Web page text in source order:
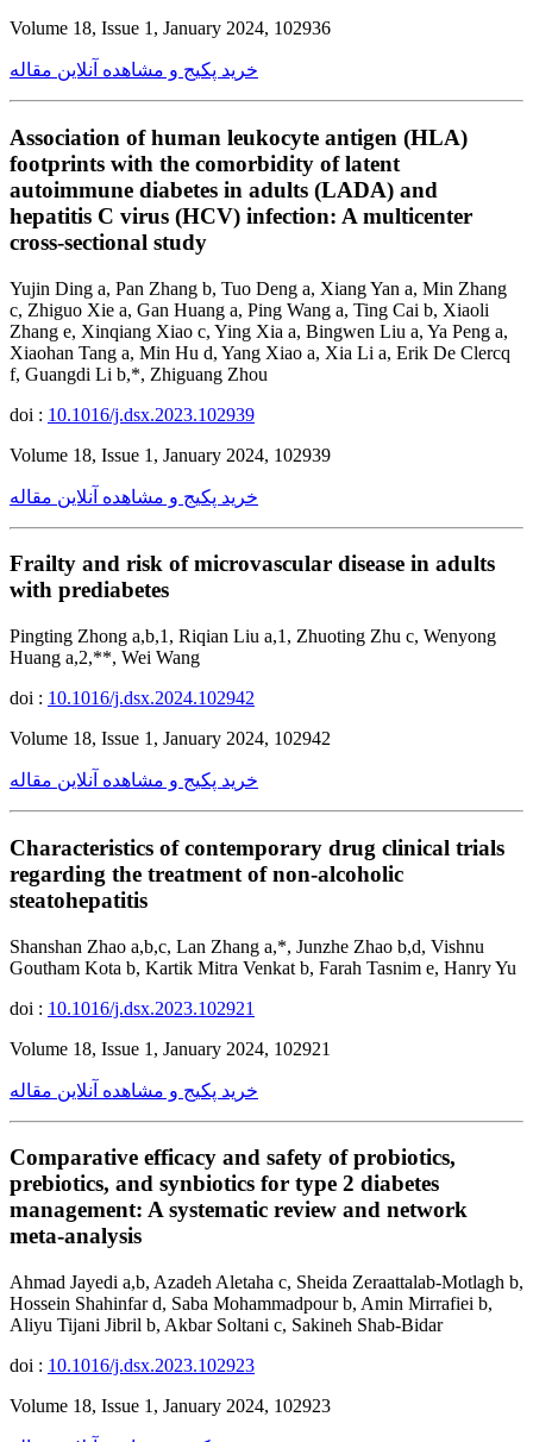
Volume 18, Issue 1, January 2024, 102936
خرید پکیج و مشاهده آنلاین مقاله
Association of human leukocyte antigen (HLA)
footprints with the comorbidity of latent
autoimmune diabetes in adults (LADA) and
hepatitis C virus (HCV) infection: A multicenter
cross-sectional study
Yujin Ding a, Pan Zhang b, Tuo Deng a, Xiang Yan a, Min Zhang
c, Zhiguo Xie a, Gan Huang a, Ping Wang a, Ting Cai b, Xiaoli
Zhang e, Xinqiang Xiao c, Ying Xia a, Bingwen Liu a, Ya Peng a,
Xiaohan Tang a, Min Hu d, Yang Xiao a, Xia Li a, Erik De Clercq
f, Guangdi Li b,*, Zhiguang Zhou
doi : 10.1016/j.dsx.2023.102939
Volume 18, Issue 1, January 2024, 102939
خرید پکیج و مشاهده آنلاین مقاله
Frailty and risk of microvascular disease in adults
with prediabetes
Pingting Zhong a,b,1, Riqian Liu a,1, Zhuoting Zhu c, Wenyong
Huang a,2,**, Wei Wang
doi : 10.1016/j.dsx.2024.102942
Volume 18, Issue 1, January 2024, 102942
خرید پکیج و مشاهده آنلاین مقاله
Characteristics of contemporary drug clinical trials
regarding the treatment of non-alcoholic
steatohepatitis
Shanshan Zhao a,b,c, Lan Zhang a,*, Junzhe Zhao b,d, Vishnu
Goutham Kota b, Kartik Mitra Venkat b, Farah Tasnim e, Hanry Yu
doi : 10.1016/j.dsx.2023.102921
Volume 18, Issue 1, January 2024, 102921
خرید پکیج و مشاهده آنلاین مقاله
Comparative efficacy and safety of probiotics,
prebiotics, and synbiotics for type 2 diabetes
management: A systematic review and network
meta-analysis
Ahmad Jayedi a,b, Azadeh Aletaha c, Sheida Zeraattalab-Motlagh b,
Hossein Shahinfar d, Saba Mohammadpour b, Amin Mirrafiei b,
Aliyu Tijani Jibril b, Akbar Soltani c, Sakineh Shab-Bidar
doi : 10.1016/j.dsx.2023.102923
Volume 18, Issue 1, January 2024, 102923